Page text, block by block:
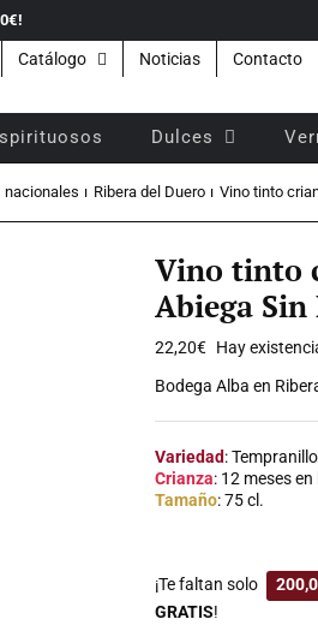
Catálogo Noticias Contacto
Dulces
nacionales Ribera del Duero Vino tinto
Vino tinto
Abiega Sin
22,20€ Hay
Bodega Alba en
Variedad: Tempranillo
Crianza: 12 meses
Tamaño: 75 cl.
¡Te faltan solo
GRATIS!